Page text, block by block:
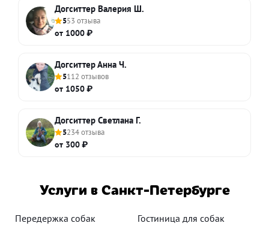
Догситтер Валерия Ш.
553 отзыва
от 1000 ₽
Догситтер Анна Ч.
5112 отзывов
от 1050 ₽
Догситтер Светлана Г.
5234 отзыва
от 300 ₽
Услуги в Санкт-Петербурге
Передержка собак Гостиница для собак